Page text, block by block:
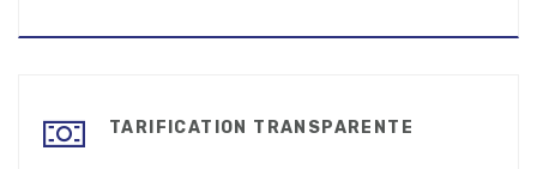
TARIFICATION TRANSPARENTE